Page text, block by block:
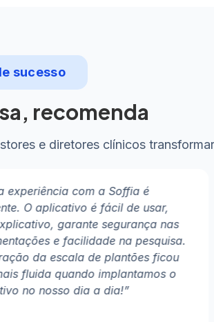
sucesso
recomenda​
e diretores clínicos
experiência com a Soffia é
O aplicativo é fácil de usar,
garante segurança nas
e facilidade na pesquisa.
da escala de plantões ficou
fluida quando implantamos o
no nosso dia a dia!”